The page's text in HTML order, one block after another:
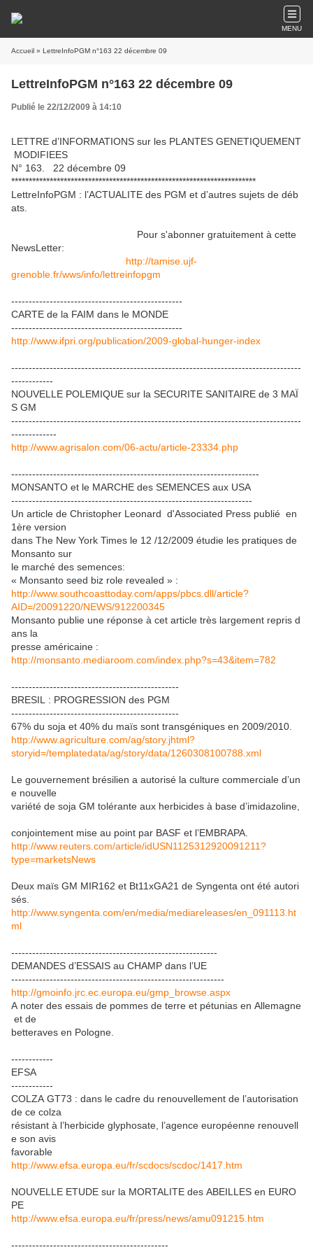
MENU
Accueil » LettreInfoPGM n°163 22 décembre 09
LettreInfoPGM n°163 22 décembre 09
Publié le 22/12/2009 à 14:10
LETTRE d’INFORMATIONS sur les PLANTES GENETIQUEMENT
MODIFIEES
N° 163. 22 décembre 09
**********************************************************************
LettreInfoPGM : l’ACTUALITE des PGM et d’autres sujets de déb
ats.
Pour s'abonner gratuitement à cette
NewsLetter:
http://tamise.ujf-
grenoble.fr/wws/info/lettreinfopgm
-------------------------------------------------
CARTE de la FAIM dans le MONDE
-------------------------------------------------
http://www.ifpri.org/publication/2009-global-hunger-index
-----------------------------------------------------------------------------------
------------
NOUVELLE POLEMIQUE sur la SECURITE SANITAIRE de 3 MAÏ
S GM
-----------------------------------------------------------------------------------
-------------
http://www.agrisalon.com/06-actu/article-23334.php
-----------------------------------------------------------------------
MONSANTO et le MARCHE des SEMENCES aux USA
---------------------------------------------------------------------
Un article de Christopher Leonard d'Associated Press publié en
1ère version
dans The New York Times le 12 /12/2009 étudie les pratiques de
Monsanto sur
le marché des semences:
« Monsanto seed biz role revealed » :
http://www.southcoasttoday.com/apps/pbcs.dll/article?
AID=/20091220/NEWS/912200345
Monsanto publie une réponse à cet article très largement repris d
ans la
presse américaine :
http://monsanto.mediaroom.com/index.php?s=43&item=782
------------------------------------------------
BRESIL : PROGRESSION des PGM
------------------------------------------------
67% du soja et 40% du maïs sont transgéniques en 2009/2010.
http://www.agriculture.com/ag/story.jhtml?
storyid=/templatedata/ag/story/data/1260308100788.xml
Le gouvernement brésilien a autorisé la culture commerciale d’un
e nouvelle
variété de soja GM tolérante aux herbicides à base d’imidazoline,
conjointement mise au point par BASF et l’EMBRAPA.
http://www.reuters.com/article/idUSN1125312920091211?
type=marketsNews
Deux maïs GM MIR162 et Bt11xGA21 de Syngenta ont été autori
sés.
http://www.syngenta.com/en/media/mediareleases/en_091113.ht
ml
-----------------------------------------------------------
DEMANDES d’ESSAIS au CHAMP dans l’UE
-------------------------------------------------------------
http://gmoinfo.jrc.ec.europa.eu/gmp_browse.aspx
A noter des essais de pommes de terre et pétunias en Allemagne
et de
betteraves en Pologne.
------------
EFSA
------------
COLZA GT73 : dans le cadre du renouvellement de l’autorisation
de ce colza
résistant à l’herbicide glyphosate, l’agence européenne renouvell
e son avis
favorable
http://www.efsa.europa.eu/fr/scdocs/scdoc/1417.htm
NOUVELLE ETUDE sur la MORTALITE des ABEILLES en EURO
PE
http://www.efsa.europa.eu/fr/press/news/amu091215.htm
---------------------------------------------